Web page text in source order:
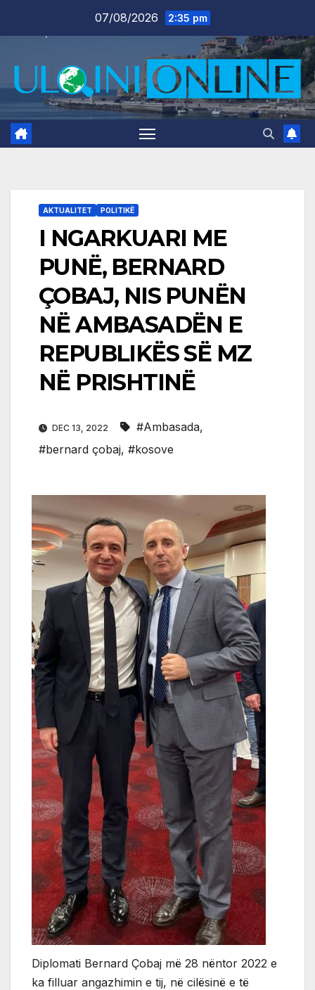
07/08/2026 2:35 pm
AKTUALITET POLITIKË
I NGARKUARI ME
PUNË, BERNARD
ÇOBAJ, NIS PUNËN
NË AMBASADËN E
REPUBLIKËS SË MZ
NË PRISHTINË
DEC 13, 2022 #Ambasada,
#bernard çobaj, #kosove
Diplomati Bernard Çobaj më 28 nëntor 2022 e
ka filluar angazhimin e tij, në cilësinë e të